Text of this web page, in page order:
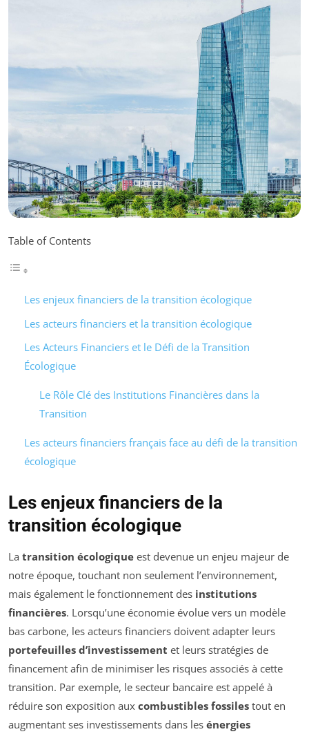
Table of Contents
Les enjeux financiers de la transition écologique
Les acteurs financiers et la transition écologique
Les Acteurs Financiers et le Défi de la Transition
Écologique
Le Rôle Clé des Institutions Financières dans la
Transition
Les acteurs financiers français face au défi de la transition
écologique
Les enjeux financiers de la
transition écologique
La transition écologique est devenue un enjeu majeur de
notre époque, touchant non seulement l’environnement,
mais également le fonctionnement des institutions
financières. Lorsqu’une économie évolue vers un modèle
bas carbone, les acteurs financiers doivent adapter leurs
portefeuilles d’investissement et leurs stratégies de
financement afin de minimiser les risques associés à cette
transition. Par exemple, le secteur bancaire est appelé à
réduire son exposition aux combustibles fossiles tout en
augmentant ses investissements dans les énergies